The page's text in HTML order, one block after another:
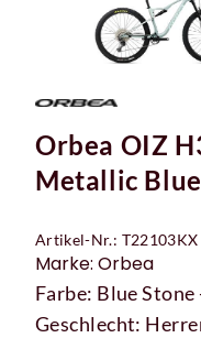
Orbea OIZ
Metallic
Artikel-Nr.: T22103KX
Marke: Orbea
Farbe: Blue
Geschlecht: